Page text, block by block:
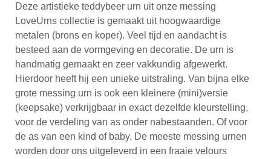
Deze artistieke teddybeer urn uit onze messing
LoveUrns collectie is gemaakt uit hoogwaardige
metalen (brons en koper). Veel tijd en aandacht is
besteed aan de vormgeving en decoratie. De urn is
handmatig gemaakt en zeer vakkundig afgewerkt.
Hierdoor heeft hij een unieke uitstraling. Van bijna elke
grote messing urn is ook een kleinere (mini)versie
(keepsake) verkrijgbaar in exact dezelfde kleurstelling,
voor de verdeling van as onder nabestaanden. Of voor
de as van een kind of baby. De meeste messing urnen
worden door ons uitgeleverd in een fraaie velours